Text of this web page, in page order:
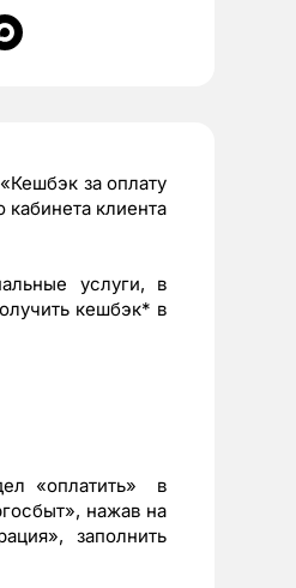
за оплату
кабинета клиента
услуги, в
кешбэк* в
«оплатить» в
нажав на
заполнить